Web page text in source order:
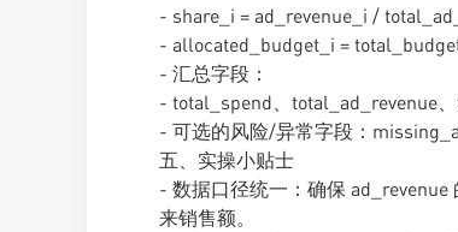
- share_i = ad_revenue_i /
- allocated_budget_i =
- 汇总字段：
- total_spend、total_ad_revenue
- 可选的风险/异常字段：
五、实操小贴士
- 数据口径统一：确保
来销售额。